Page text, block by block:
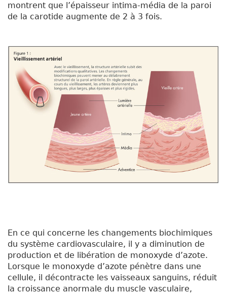
montrent que l’épaisseur intima-média de la paroi
de la carotide augmente de 2 à 3 fois.
En ce qui concerne les changements biochimiques
du système cardiovasculaire, il y a diminution de
production et de libération de monoxyde d’azote.
Lorsque le monoxyde d’azote pénètre dans une
cellule, il décontracte les vaisseaux sanguins, réduit
la croissance anormale du muscle vasculaire,